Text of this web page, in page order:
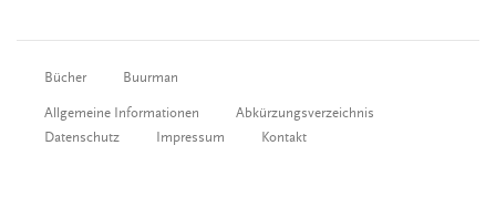
Bücher Buurman
Allgemeine Informationen
Abkürzungsverzeichnis
Datenschutz
Impressum Kontakt